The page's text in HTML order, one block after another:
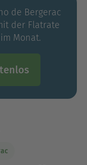
de Bergerac
der Flatrate
Monat.